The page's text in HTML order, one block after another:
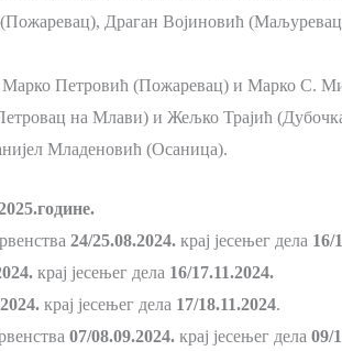
Драган Војиновић
Петровић (Пожаревац) и Марко С.
на Млави) и Жељко Трајић
Младеновић (Осаница).
24/25.08.2024.крај јесењег дела 16/
крај јесењег дела 16/17.11.2024.
крај јесењег дела 17/18.11.2024.
07/08.09.2024.крај јесењег дела 09/